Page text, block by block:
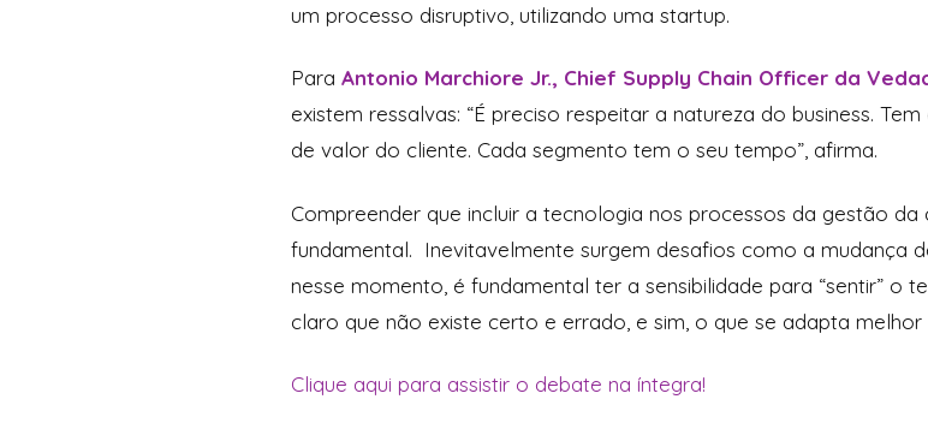
um processo disruptivo, utilizando uma startup.
Para Antonio Marchiore Jr., Chief Supply Chain Officer da
existem ressalvas: “É preciso respeitar a natureza do business.
de valor do cliente. Cada segmento tem o seu tempo”, afirma.
Compreender que incluir a tecnologia nos processos da gestão
fundamental. Inevitavelmente surgem desafios como a mudança
nesse momento, é fundamental ter a sensibilidade para “sentir” o
claro que não existe certo e errado, e sim, o que se adapta melhor
Clique aqui para assistir o debate na íntegra!